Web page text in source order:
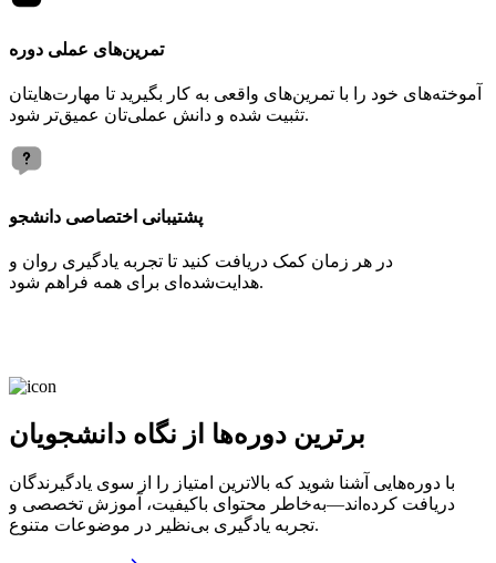
تمرین‌های عملی دوره
آموخته‌های خود را با تمرین‌های واقعی به کار بگیرید تا مهارت‌هایتان
تثبیت شده و دانش عملی‌تان عمیق‌تر شود.
پشتیبانی اختصاصی دانشجو
در هر زمان کمک دریافت کنید تا تجربه یادگیری روان و
هدایت‌شده‌ای برای همه فراهم شود.
برترین دوره‌ها از نگاه دانشجویان
با دوره‌هایی آشنا شوید که بالاترین امتیاز را از سوی یادگیرندگان
دریافت کرده‌اند—به‌خاطر محتوای باکیفیت، آموزش تخصصی و
تجربه یادگیری بی‌نظیر در موضوعات متنوع.